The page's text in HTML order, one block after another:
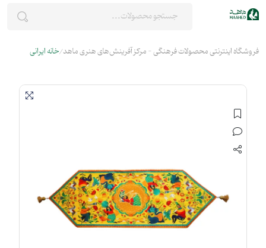
فروشگاه اینترنتی محصولات فرهنگی - مرکز آفرینش‌های هنری ماهد خانه ایرانی